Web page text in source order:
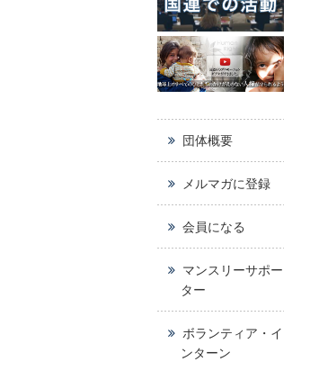
団体概要
メルマガに登録
会員になる
マンスリーサポー
ター
ボランティア・イ
ンターン